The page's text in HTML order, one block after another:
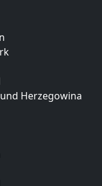
Herzegowina